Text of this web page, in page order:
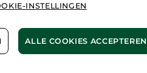
zien
INSTELLINGEN
ALLE COOKIES ACCEPTEREN